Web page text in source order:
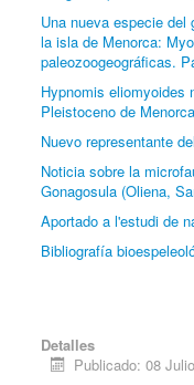
Una nueva especie
la isla de Menorca:
paleozoogeográficas.
Hypnomis eliomyoides
Pleistoceno de
Nuevo representante
Noticia sobre la
Gonagosula (Oliena,
Aportado a l'estudi de
Bibliografía
Detalles
Publicado: 08